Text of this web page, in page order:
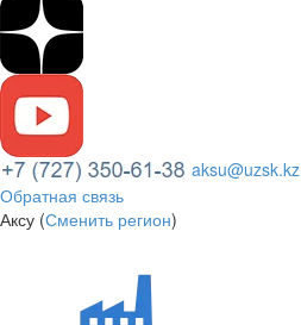
aksu@uzsk.kz
Обратная связь
Аксу (Сменить регион)